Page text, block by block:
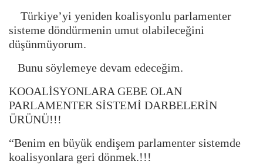
Türkiye’yi yeniden koalisyonlu parlamenter
sisteme döndürmenin umut olabileceğini
düşünmüyorum.
Bunu söylemeye devam edeceğim.
KOOALİSYONLARA GEBE OLAN
PARLAMENTER SİSTEMİ DARBELERİN
ÜRÜNÜ!!!
“Benim en büyük endişem parlamenter sistemde
koalisyonlara geri dönmek.!!!